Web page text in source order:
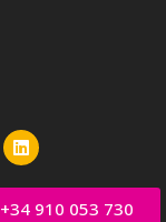
+34 910 053 730